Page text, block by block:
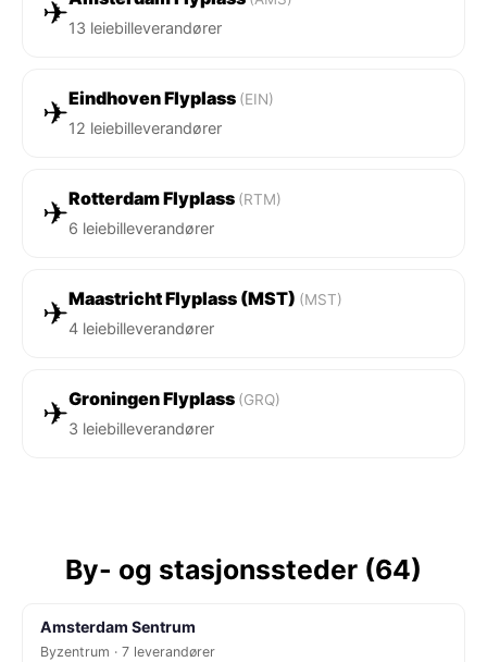
✈13 leiebilleverandører
✈Eindhoven Flyplass (EIN)
12 leiebilleverandører
✈Rotterdam Flyplass (RTM)
6 leiebilleverandører
✈Maastricht Flyplass (MST) (MST)
4 leiebilleverandører
✈Groningen Flyplass (GRQ)
3 leiebilleverandører
By- og stasjonssteder (64)
Amsterdam Sentrum
Byzentrum · 7 leverandører